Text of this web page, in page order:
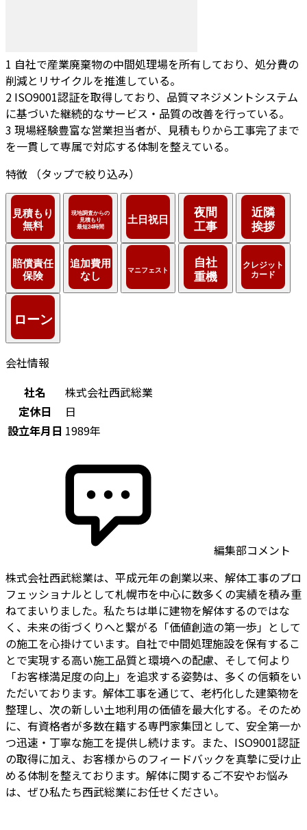
1 自社で産業廃棄物の中間処理場を所有しており、処分費の
削減とリサイクルを推進している。
2 ISO9001認証を取得しており、品質マネジメントシステム
に基づいた継続的なサービス・品質の改善を行っている。
3 現場経験豊富な営業担当者が、見積もりから工事完了まで
を一貫して専属で対応する体制を整えている。
特徴
（タップで絞り込み）
会社情報
社名
株式会社西武総業
定休日
日
設立年月日 1989年
編集部コメント
株式会社西武総業は、平成元年の創業以来、解体工事のプロ
フェッショナルとして札幌市を中心に数多くの実績を積み重
ねてまいりました。私たちは単に建物を解体するのではな
く、未来の街づくりへと繋がる「価値創造の第一歩」として
の施工を心掛けています。自社で中間処理施設を保有するこ
とで実現する高い施工品質と環境への配慮、そして何より
「お客様満足度の向上」を追求する姿勢は、多くの信頼をい
ただいております。解体工事を通じて、老朽化した建築物を
整理し、次の新しい土地利用の価値を最大化する。そのため
に、有資格者が多数在籍する専門家集団として、安全第一か
つ迅速・丁寧な施工を提供し続けます。また、ISO9001認証
の取得に加え、お客様からのフィードバックを真摯に受け止
める体制を整えております。解体に関するご不安やお悩み
は、ぜひ私たち西武総業にお任せください。